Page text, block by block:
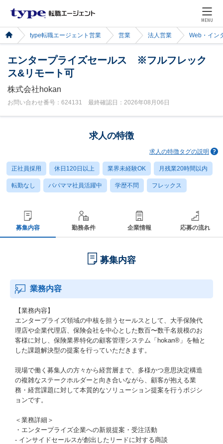
MENU
type転職エージェント営業 営業 法人営業 Web・イン
エンタープライズセールス ※フルフレック
ス&リモート可
株式会社hokan
お問い合わせ番号：624131 最終確認日：2026年08月06日
求人の特徴
求人の特徴タグの説明
正社員採用 休日120日以上 業界未経験OK 月残業20時間以内
転勤なし パパママ社員活躍中 学歴不問 フレックス
募集内容 勤務条件 企業情報 応募の流れ
募集内容
業務内容
【業務内容】
エンタープライズ領域の中核を担うセールスとして、大手保険代
理店や企業代理店、保険会社を中心とした数百〜数千名規模のお
客様に対し、保険業界特化の顧客管理システム「hokan®️」を軸と
した課題解決型の提案を行っていただきます。
現場で働く募集人の方々から経営層まで、多様かつ意思決定構造
の複雑なステークホルダーと向き合いながら、顧客が抱える業
務・経営課題に対して本質的なソリューション提案を行うポジシ
ョンです。
＜業務詳細＞
・エンタープライズ企業への新規提案・受注活動
- インサイドセールスが創出したリードに対する商談